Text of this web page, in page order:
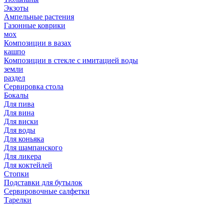
Экзоты
Ампельные растения
Газонные коврики
мох
Композиции в вазах
кашпо
Композиции в стекле с имитацией воды
земли
раздел
Сервировка стола
Бокалы
Для пива
Для вина
Для виски
Для воды
Для коньяка
Для шампанского
Для ликера
Для коктейлей
Стопки
Подставки для бутылок
Сервировочные салфетки
Тарелки